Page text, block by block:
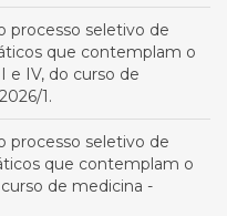
processo seletivo de
que contemplam o
e IV, do curso de
1.
processo seletivo de
que contemplam o
de medicina -